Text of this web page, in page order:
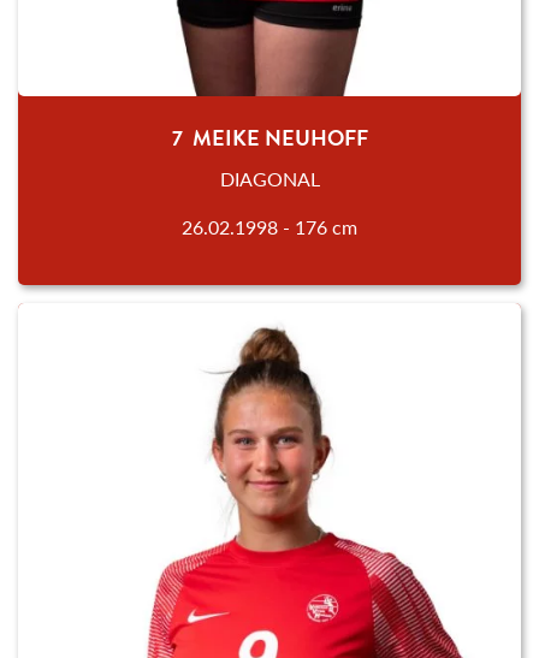
7 MEIKE NEUHOFF
DIAGONAL
26.02.1998 - 176 cm